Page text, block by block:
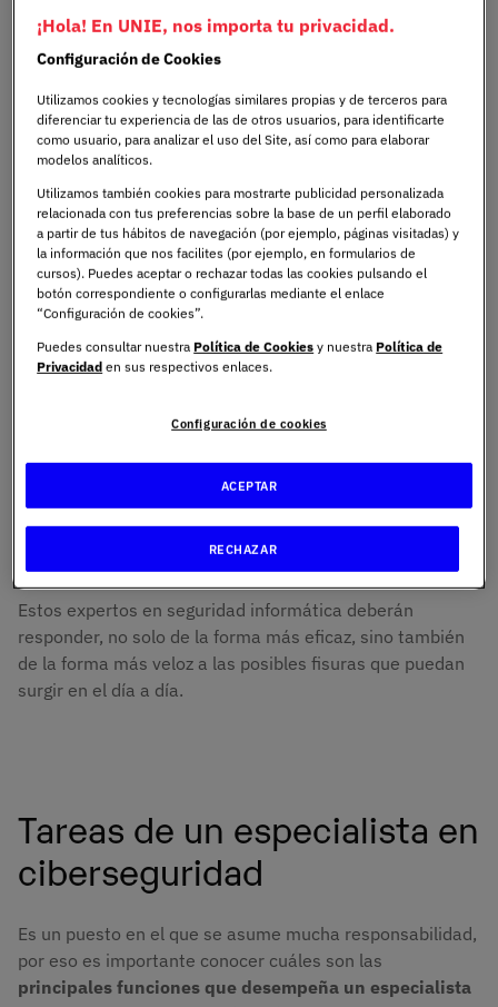
desarrollo de técnicas de protección cada vez más
sofisticadas como las tecnologías de Blockchain,
Inteligencia Artificial, el Internet de las Cosas o la
seguridad en entornos Cloud.
¿Qué es un especialista en
ciberseguridad?
Por definición un especialista en ciberseguridad está
encargado de llevar un control y vigilancia de la
organizaciones frente a posibles amenazas externas. ¿A
desde grandes empresas hasta pymes, pasando por
organismos públicos y organizaciones como Ministerios,
Ayuntamientos o, a escala más grande, la OTAN, por
Estos expertos en seguridad informática deberán
responder, no solo de la forma más eficaz, sino también
de la forma más veloz a las posibles fisuras que puedan
surgir en el día a día.
Tareas de un especialista en
ciberseguridad
Es un puesto en el que se asume mucha responsabilidad,
por eso es importante conocer cuáles son las
principales funciones que desempeña un especialista
¡Hola! En UNIE, nos importa tu privacidad.
Configuración de Cookies
Utilizamos cookies y tecnologías similares propias y de terceros para
diferenciar tu experiencia de las de otros usuarios, para identificarte
como usuario, para analizar el uso del Site, así como para elaborar
modelos analíticos.
Utilizamos también cookies para mostrarte publicidad personalizada
relacionada con tus preferencias sobre la base de un perfil elaborado
a partir de tus hábitos de navegación (por ejemplo, páginas visitadas) y
la información que nos facilites (por ejemplo, en formularios de
cursos). Puedes aceptar o rechazar todas las cookies pulsando el
botón correspondiente o configurarlas mediante el enlace
“Configuración de cookies”.
Puedes consultar nuestra Política de Cookies y nuestra Política de
Privacidad en sus respectivos enlaces.
Configuración de cookies
RECHAZAR
ACEPTAR